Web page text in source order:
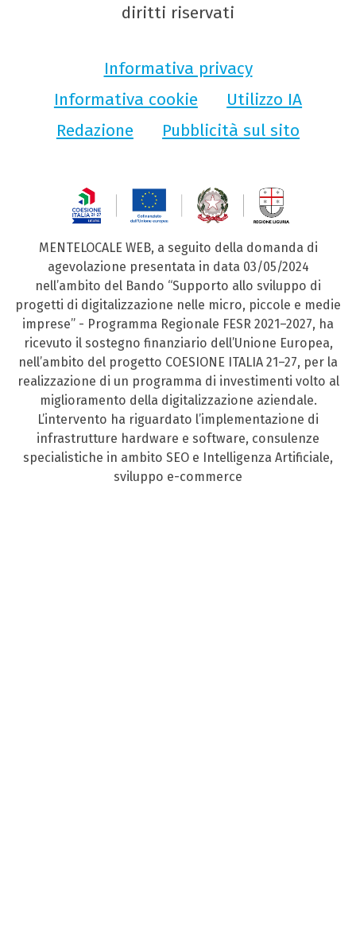
diritti riservati
Informativa privacy
Informativa cookie
Utilizzo IA
Redazione
Pubblicità sul sito
MENTELOCALE WEB, a seguito della domanda di
agevolazione presentata in data 03/05/2024
nell’ambito del Bando “Supporto allo sviluppo di
progetti di digitalizzazione nelle micro, piccole e medie
imprese” - Programma Regionale FESR 2021–2027, ha
ricevuto il sostegno finanziario dell’Unione Europea,
nell’ambito del progetto COESIONE ITALIA 21–27, per la
realizzazione di un programma di investimenti volto al
miglioramento della digitalizzazione aziendale.
L’intervento ha riguardato l’implementazione di
infrastrutture hardware e software, consulenze
specialistiche in ambito SEO e Intelligenza Artificiale,
sviluppo e-commerce